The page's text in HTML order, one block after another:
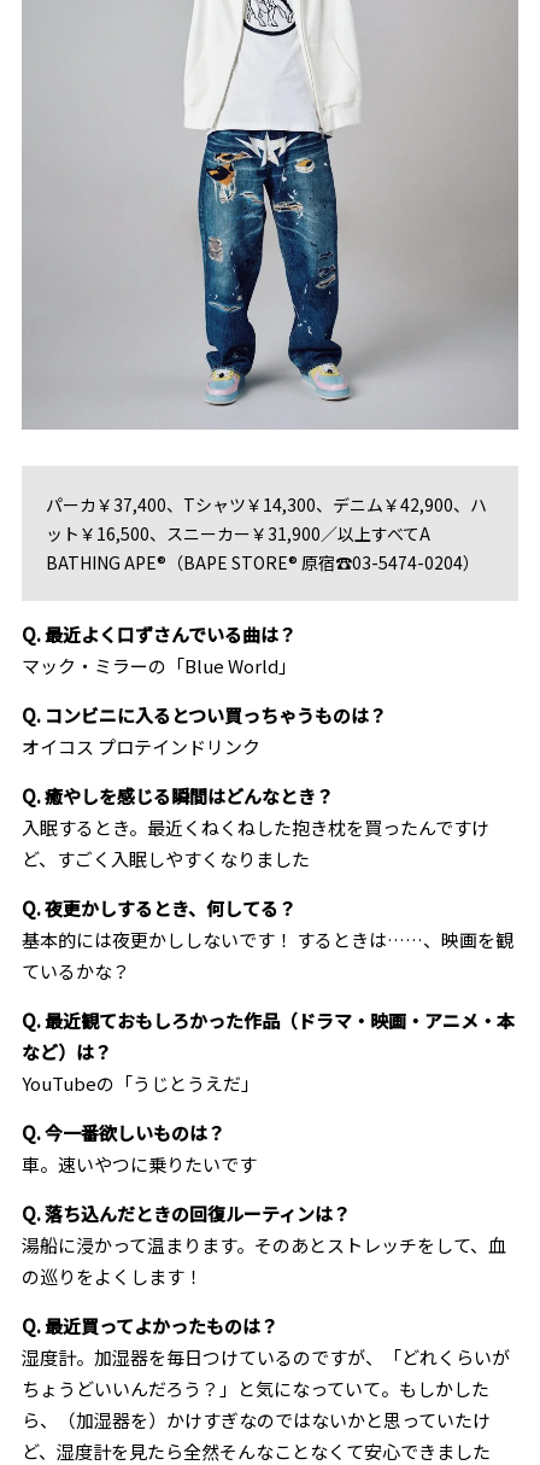
パーカ￥37,400、Tシャツ￥14,300、デニム￥42,900、ハ
ット￥16,500、スニーカー￥31,900／以上すべてA
BATHING APE®（BAPE STORE® 原宿☎03-5474-0204）
Q. 最近よく口ずさんでいる曲は？
マック・ミラーの「Blue World」
Q. コンビニに入るとつい買っちゃうものは？
オイコス プロテインドリンク
Q. 癒やしを感じる瞬間はどんなとき？
入眠するとき。最近くねくねした抱き枕を買ったんですけ
ど、すごく入眠しやすくなりました
Q. 夜更かしするとき、何してる？
基本的には夜更かししないです！ するときは……、映画を観
ているかな？
Q. 最近観ておもしろかった作品（ドラマ・映画・アニメ・本
など）は？
YouTubeの「うじとうえだ」
Q. 今一番欲しいものは？
車。速いやつに乗りたいです
Q. 落ち込んだときの回復ルーティンは？
湯船に浸かって温まります。そのあとストレッチをして、血
の巡りをよくします！
Q. 最近買ってよかったものは？
湿度計。加湿器を毎日つけているのですが、「どれくらいが
ちょうどいいんだろう？」と気になっていて。もしかした
ら、（加湿器を）かけすぎなのではないかと思っていたけ
ど、湿度計を見たら全然そんなことなくて安心できました